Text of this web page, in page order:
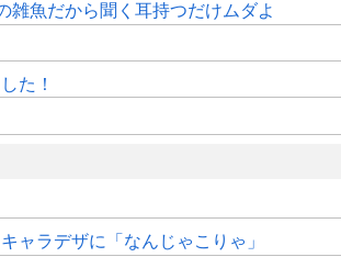
雑魚だから聞く耳持つだけムダよ
た！
ャラデザに「なんじゃこりゃ」